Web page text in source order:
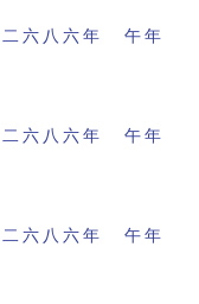
六八六年 午年
六八六年 午年
六八六年 午年